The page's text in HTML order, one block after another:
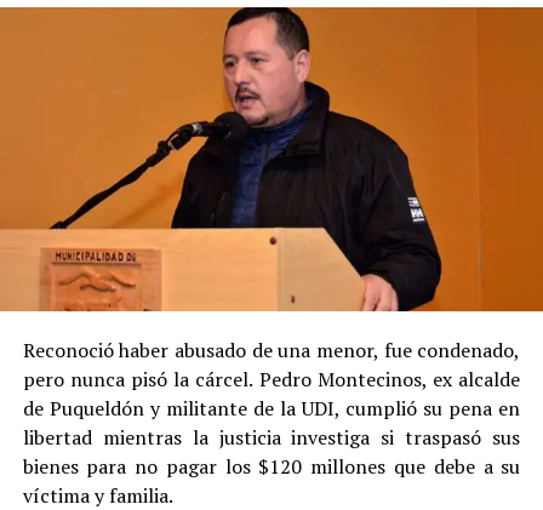
Reconoció haber abusado de una menor, fue condenado,
pero nunca pisó la cárcel. Pedro Montecinos, ex alcalde
de Puqueldón y militante de la UDI, cumplió su pena en
libertad mientras la justicia investiga si traspasó sus
bienes para no pagar los $120 millones que debe a su
víctima y familia.